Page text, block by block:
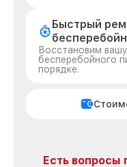
Быстрый
Восстановим
бесперебойного
порядке.
Есть вопросы